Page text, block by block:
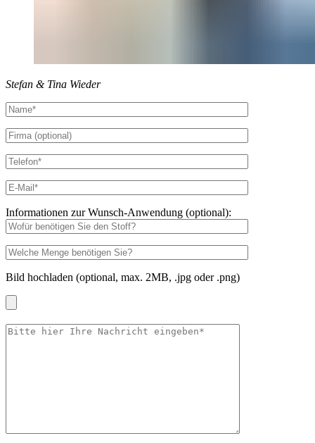
Stefan & Tina Wieder
Informationen zur Wunsch-Anwendung (optional):
Bild hochladen (optional, max. 2MB, .jpg oder .png)